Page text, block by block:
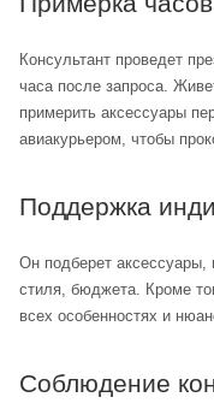
Консультант проведет
часа после запроса.
примерить аксессуары
авиакурьером, чтобы
Поддержка
Он подберет аксессуары,
стиля, бюджета. Кроме
всех особенностях и
Соблюдение